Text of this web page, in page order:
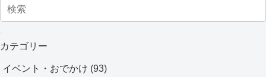
カテゴリー
イベント・おでかけ (93)